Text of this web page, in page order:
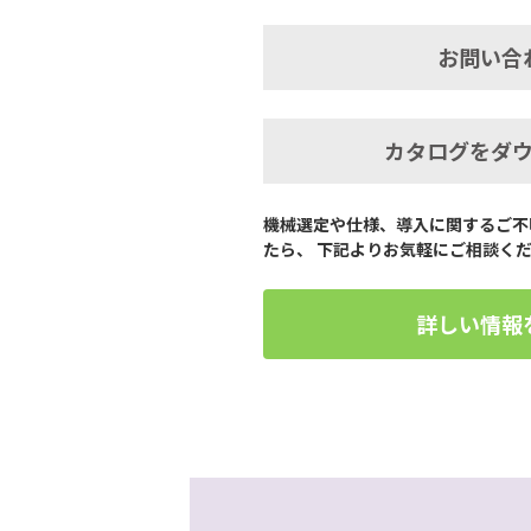
お問い合
カタログをダ
機械選定や仕様、導入に関するご
たら、 下記よりお気軽にご相談くだ
詳しい情報